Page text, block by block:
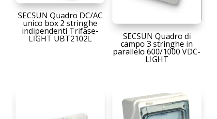
SECSUN Quadro DC/AC
unico box 2 stringhe
indipendenti Trifase-
LIGHT UBT2102L SECSUN Quadro di
campo 3 stringhe in
parallelo 600/1000 VDC-
LIGHT